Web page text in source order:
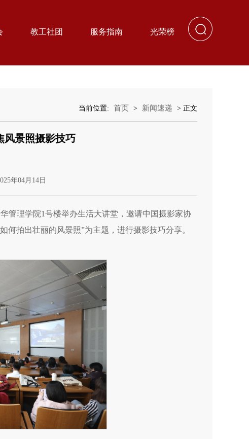
教工社团 服务指南 光荣榜
当前位置: 首页 > 新闻速递 > 正文
风景照摄影技巧
年04月14日
管理学院1号楼举办生活大讲堂，邀请中国摄影家协
拍出壮丽的风景照”为主题，进行摄影技巧分享。